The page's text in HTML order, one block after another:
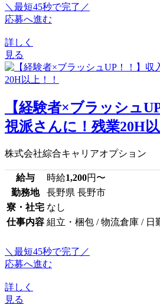
＼最短45秒で完了／
応募へ進む
詳しく
見る
【経験者×ブラッシュ
視派さんに！残業20H以
株式会社綜合キャリアオプション
給与 時給1,200円〜
勤務地
長野県 長野市
寮・社宅 なし
仕事内容 組立・梱包 / 物流倉庫 / 日
＼最短45秒で完了／
応募へ進む
詳しく
見る